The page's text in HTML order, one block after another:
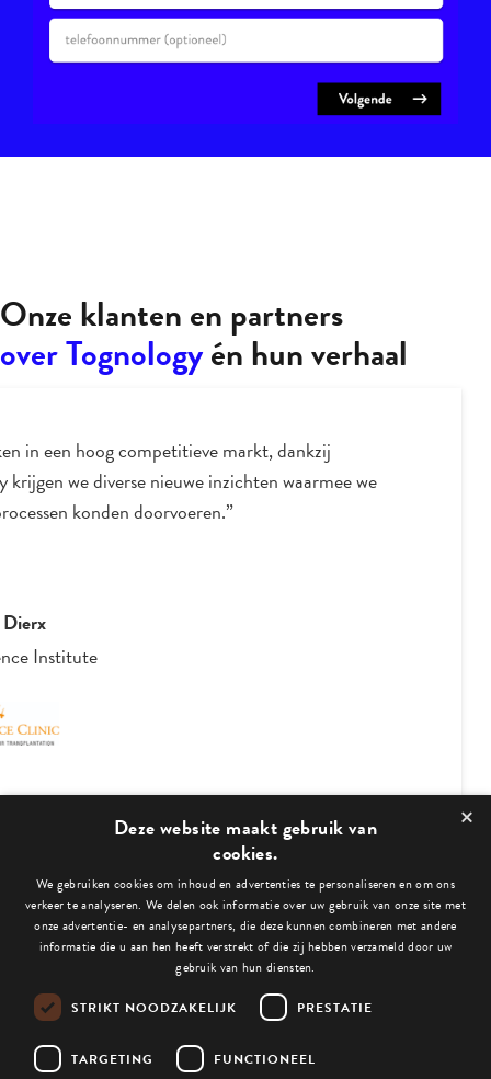
Onze klanten en partners
over Tognologyén hun verhaal
in een hoog competitieve markt, dankzij
krijgen we diverse nieuwe inzichten waarmee we
konden doorvoeren.”
Institute
3 /4
Bekijk ook deze blogs:
Niets gevonden.
×
Deze website maakt gebruik van
cookies.
We gebruiken cookies om inhoud en advertenties te personaliseren en om ons
verkeer te analyseren. We delen ook informatie over uw gebruik van onze site met
onze advertentie- en analysepartners, die deze kunnen combineren met andere
informatie die u aan hen heeft verstrekt of die zij hebben verzameld door uw
gebruik van hun diensten.
STRIKT NOODZAKELIJK PRESTATIE
TARGETING FUNCTIONEEL